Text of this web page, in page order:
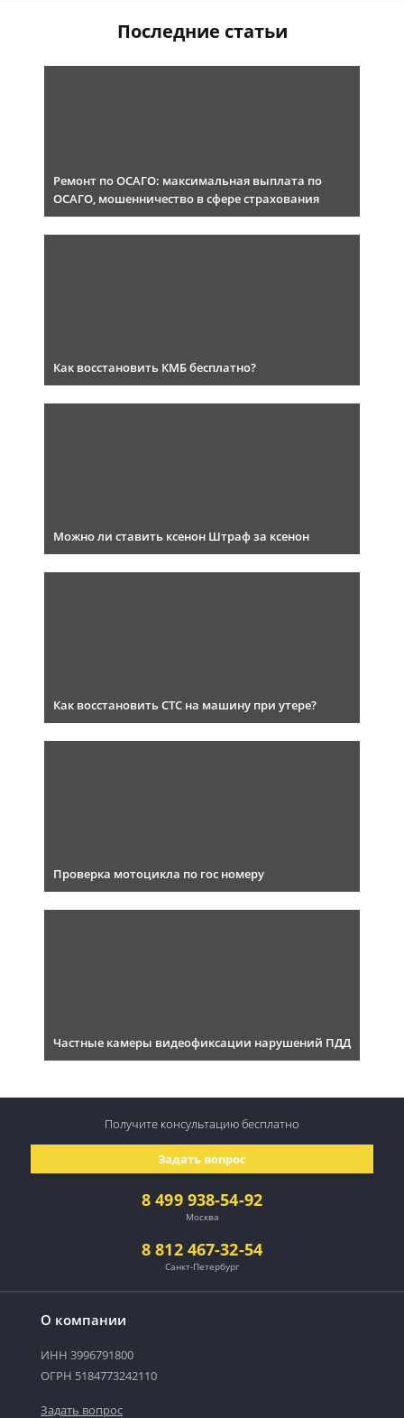
Последние статьи
Ремонт по ОСАГО: максимальная выплата по
ОСАГО, мошенничество в сфере страхования
Как восстановить КМБ бесплатно?
Можно ли ставить ксенон Штраф за ксенон
Как восстановить СТС на машину при утере?
Проверка мотоцикла по гос номеру
Частные камеры видеофиксации нарушений ПДД
О компании
ИНН 3996791800
ОГРН 5184773242110
Задать вопрос
8 499 938-54-92
Москва
8 812 467-32-54
Санкт-Петербург
Задать вопрос
Получите консультациюбесплатно